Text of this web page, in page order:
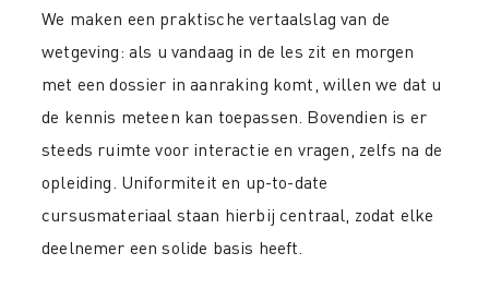
We maken een praktische vertaalslag van de
wetgeving: als u vandaag in de les zit en morgen
met een dossier in aanraking komt, willen we dat u
de kennis meteen kan toepassen. Bovendien is er
steeds ruimte voor interactie en vragen, zelfs na de
opleiding. Uniformiteit en up-to-date
cursusmateriaal staan hierbij centraal, zodat elke
deelnemer een solide basis heeft.